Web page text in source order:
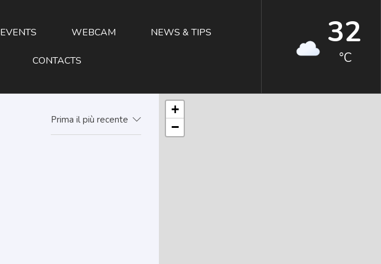
EVENTS WEBCAM NEWS & TIPS
CONTACTS
32
°C
Prima il più recente
+
−